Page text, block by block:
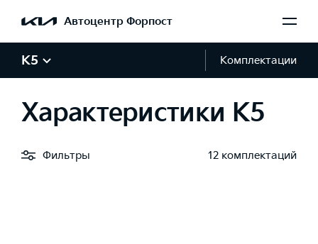
Автоцентр Форпост
K5 Комплектации
Характеристики K5
Фильтры 12 комплектаций